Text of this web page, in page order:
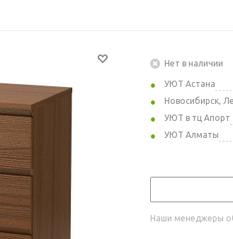
Нет в наличии
УЮТ Астана
Новосибирск,
УЮТ в тц Апорт
УЮТ Алматы
Наши менеджеры